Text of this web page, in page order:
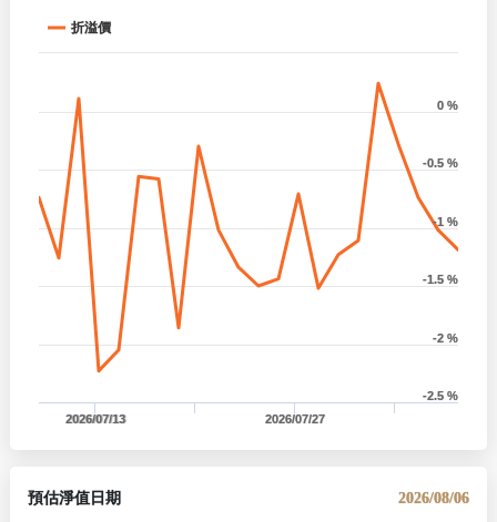
折溢價
2026/07/13 2026/07/27
-2.5 %
-2 %
-1.5 %
-1 %
-0.5 %
0 %
預估淨值日期 2026/08/06